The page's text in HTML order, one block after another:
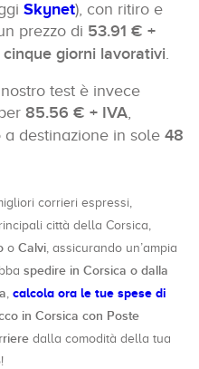
Skynet), con ritiro e
prezzo di 53.91 € +
cinque giorni lavorativi.
test è invece
85.56 € + IVA,
destinazione in sole 48
corrieri espressi,
città della Corsica,
o Calvi, assicurando un’ampia
spedire in Corsica o dalla
, calcola ora le tue spese di
in Corsica con Poste
dalla comodità della tua